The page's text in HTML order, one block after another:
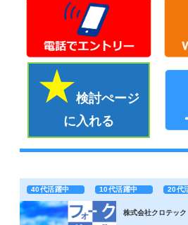
検討ぺージ
に入れる
40代活躍中 10代活躍中 20代
株式会社クロテック